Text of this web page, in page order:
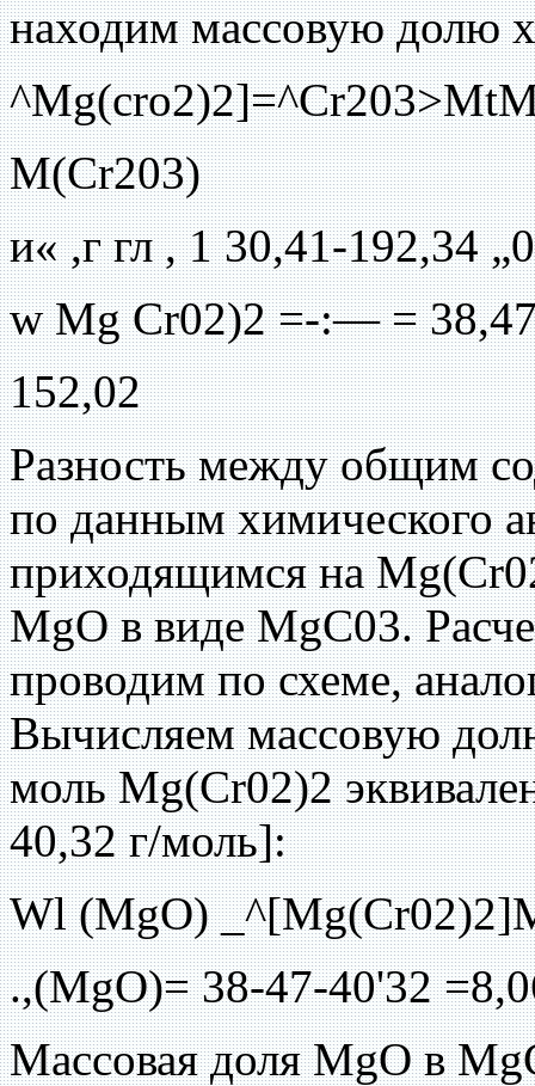
находим массовую долю
M(Cr203)
и« ,г гл , 1 30,41-192,34 „0
w Mg Cr02)2 =-:— =
152,02
Разность между общим
по данным химического
приходящимся на
MgO в виде MgC03.
проводим по схеме,
Вычисляем массовую
моль Mg(Cr02)2
40,32 г/моль]:
Wl (MgO)
.,(MgO)= 38-47-40'32
Массовая доля MgO в